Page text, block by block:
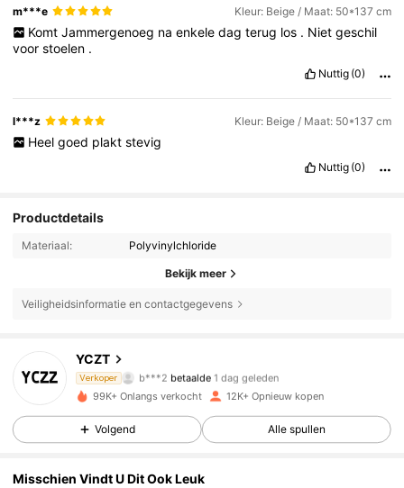
m***e Kleur: Beige / Maat: 50*137 cm
Komt Jammergenoeg na enkele dag terug los . Niet geschil
voorstoelen .
Nuttig (0)
l***z Kleur: Beige / Maat: 50*137 cm
Heel goed plakt stevig
Nuttig (0)
Productdetails
Materiaal: Polyvinylchloride
Bekijk meer
Veiligheidsinformatie en contactgegevens
YCZT
Verkoper
b***2 betaalde
1 dag geleden
l***0gevolgd8 uur geleden
4.73 2.1K Volgers
4.73 2.1K Volgers
99K+ Onlangs verkocht 12K+ Opnieuw kopen
Volgend Alle spullen
Misschien Vindt U Dit Ook Leuk